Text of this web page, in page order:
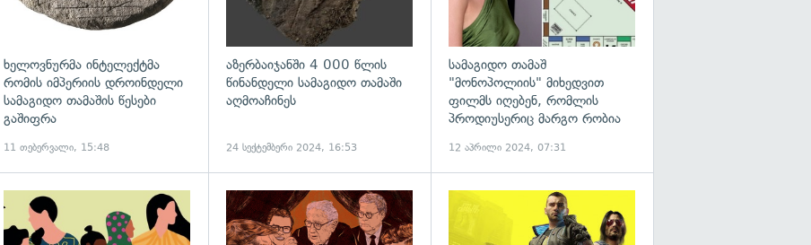
ხელოვნურმა ინტელექტმა
რომის იმპერიის დროინდელი
სამაგიდო თამაშის წესები
გაშიფრა
11 თებერვალი, 15:48
აზერბაიჯანში 4 000 წლის
წინანდელი სამაგიდო თამაში
აღმოაჩინეს
24 სექტემბერი 2024, 16:53
სამაგიდო თამაშ
"მონოპოლიის" მიხედვით
ფილმს იღებენ, რომლის
პროდიუსერიც მარგო რობია
12 აპრილი 2024, 07:31
გადახედვა გადახედვა